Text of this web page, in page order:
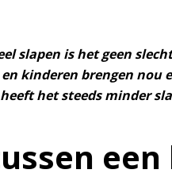
slapen is het geen
kinderen brengen nou
het steeds minder